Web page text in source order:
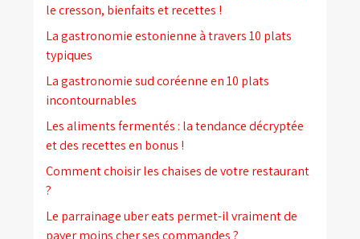
le cresson, bienfaits et recettes !
La gastronomie estonienne à travers 10 plats
typiques
La gastronomie sud coréenne en 10 plats
incontournables
Les aliments fermentés : la tendance décryptée
et des recettes en bonus !
Comment choisir les chaises de votre restaurant
?
Le parrainage uber eats permet-il vraiment de
payer moins cher ses commandes ?